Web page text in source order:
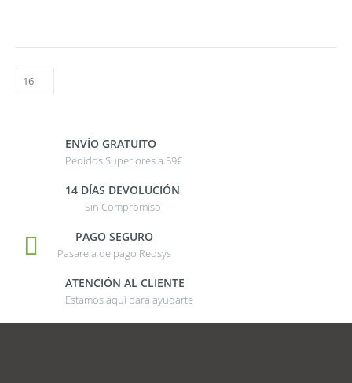
ENVÍO GRATUITO
Pedidos Superiores a 59€
14 DÍAS DEVOLUCIÓN
Sin Compromiso
PAGO SEGURO
Pasarela de pago Redsys
ATENCIÓN AL CLIENTE
Estamos aquí para ayudarte